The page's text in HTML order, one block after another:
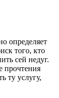
определяет
того, кто
сей недуг.
прочтения
ту услугу,